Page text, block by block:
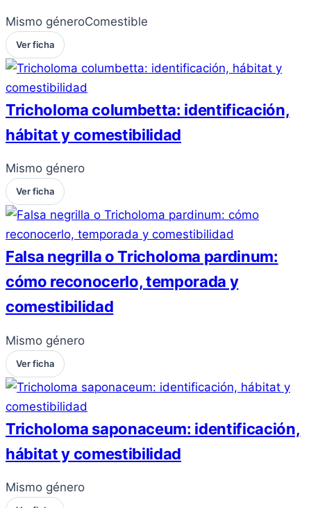
Mismo géneroComestible
Ver ficha
Tricholoma columbetta: identificación,
hábitat y comestibilidad
Mismo género
Ver ficha
Falsa negrilla o Tricholoma pardinum:
cómo reconocerlo, temporada y
comestibilidad
Mismo género
Ver ficha
Tricholoma saponaceum: identificación,
hábitat y comestibilidad
Mismo género